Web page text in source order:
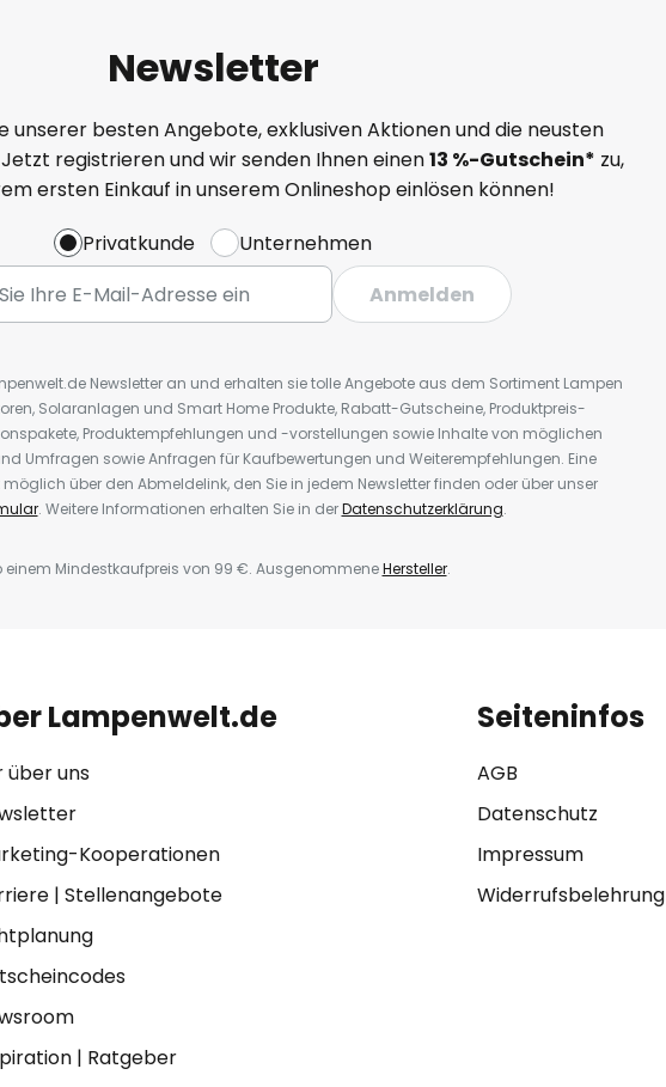
Newsletter
unserer besten Angebote, exklusiven Aktionen und die neusten
registrieren und wir senden Ihnen einen13 %-Gutschein* zu,
ersten Einkauf in unserem Onlineshop einlösen können!
Privatkunde
Unternehmen
Anmelden
Newsletter an und erhalten sie tolle Angebote aus dem Sortiment Lampen
Solaranlagen und Smart Home Produkte, Rabatt-Gutscheine, Produktpreis-
Produktempfehlungen und -vorstellungen sowie Inhalte von möglichen
Umfragen sowie Anfragen für Kaufbewertungen und Weiterempfehlungen. Eine
über den Abmeldelink, den Sie in jedem Newsletter finden oder über unser
. Weitere Informationen erhalten Sie in derDatenschutzerklärung.
einem Mindestkaufpreis von 99 €. AusgenommeneHersteller.
Lampenwelt.de
über uns
Kooperationen
| Stellenangebote
| Ratgeber
Seiteninfos
AGB
Datenschutz
Impressum
Widerrufsbelehrung